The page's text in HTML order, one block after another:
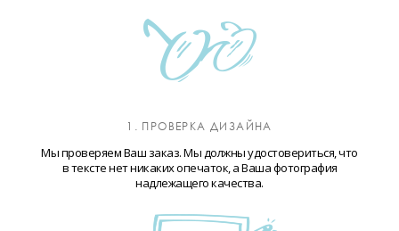
1. ПРОВЕРКА ДИЗАЙНА
Мы проверяем Ваш заказ. Мы должны удостовериться, что
в тексте нет никаких опечаток, а Ваша фотография
надлежащего качества.